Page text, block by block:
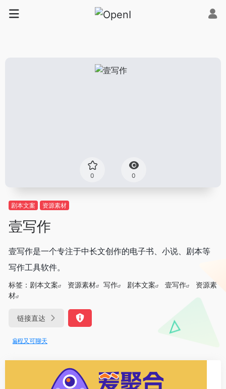
0 0
剧本文案 资源素材
壹写作
壹写作是一个专注于中长文创作的电子书、小说、剧本等
写作工具软件。
标签： 剧本文案 资源素材 写作 剧本文案 壹写作
资源素
材
链接直达
又可聊天